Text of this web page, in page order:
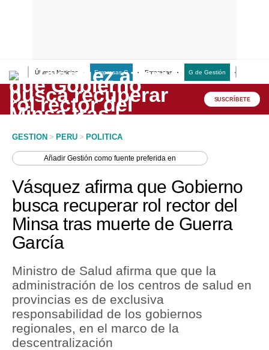
Últimas Noticias Empresas G Empresas G de Gestión
Lo último
Peru Quiosco
Economía
Mercados
Perú
Política
Tu Dinero
Finanzas Personales
Inmobiliarias
SUSCRÍBETE
GESTION > PERU > POLITICA
AñadirGestión como fuente preferida en
Vásquez afirma que Gobierno
busca recuperar rol rector del
Minsa tras muerte de Guerra
García
Ministro de Salud afirma que que la
administración de los centros de salud en
provincias es de exclusiva
responsabilidad de los gobiernos
regionales, en el marco de la
descentralización